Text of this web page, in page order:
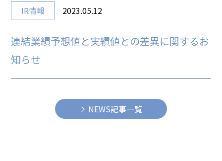
IR情報 2023.05.12
連結業績予想値と実績値との差異に関するお
知らせ
NEWS記事一覧